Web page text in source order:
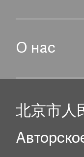
О нас
北京市人